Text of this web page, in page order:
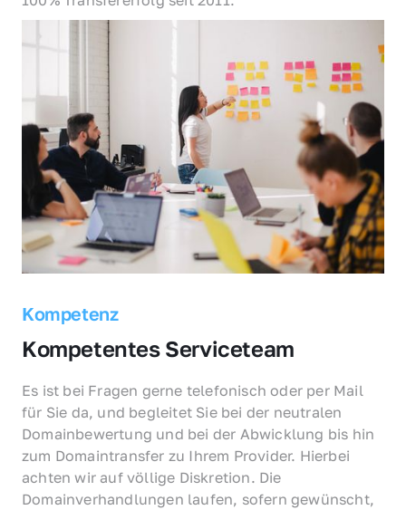
Kompetenz
Kompetentes Serviceteam
Es ist bei Fragen gerne telefonisch oder per Mail
für Sie da, und begleitet Sie bei der neutralen
Domainbewertung und bei der Abwicklung bis hin
zum Domaintransfer zu Ihrem Provider. Hierbei
achten wir auf völlige Diskretion. Die
Domainverhandlungen laufen, sofern gewünscht,